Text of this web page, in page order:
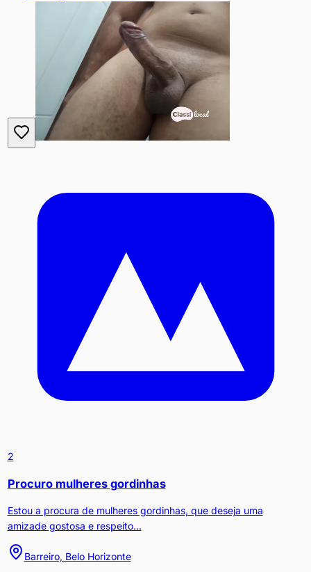
2
Procuro mulheres gordinhas
Estou a procura de mulheres gordinhas, que deseja uma
amizade gostosa e respeito...
Barreiro, Belo Horizonte